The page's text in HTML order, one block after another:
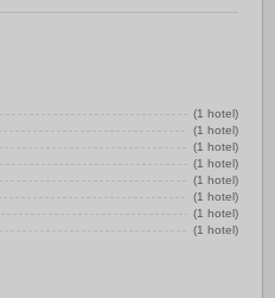
(1 hotel)
(1 hotel)
(1 hotel)
(1 hotel)
(1 hotel)
(1 hotel)
(1 hotel)
(1 hotel)